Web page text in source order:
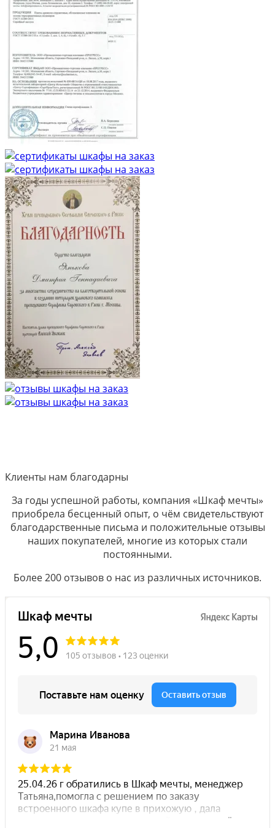
Клиенты нам благодарны
За годы успешной работы, компания «Шкаф мечты»
приобрела бесценный опыт, о чём свидетельствуют
благодарственные письма и положительные отзывы
наших покупателей, многие из которых стали
постоянными.
Более 200 отзывов о нас из различных источников.